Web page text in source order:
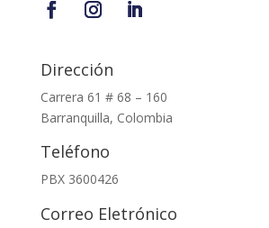
Dirección
Carrera 61 # 68 – 160
Barranquilla, Colombia
Teléfono
PBX 3600426
Correo Eletrónico